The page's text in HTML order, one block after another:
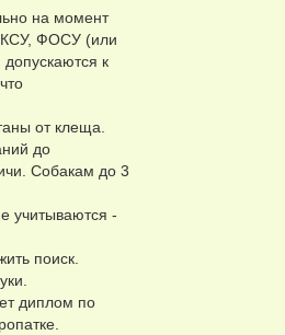
на момент
КСУ, ФОСУ (или
к
от клеща.
до
Собакам до 3
учитываются -
поиск.
диплом по